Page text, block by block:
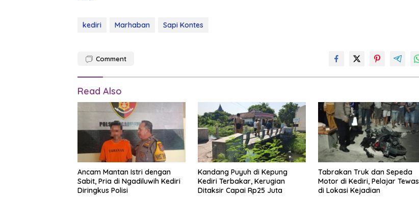
kediri Marhaban Sapi Kontes
Comment
Read Also
Ancam Mantan Istri dengan
Sabit, Pria di Ngadiluwih Kediri
Diringkus Polisi
Kandang Puyuh di Kepung
Kediri Terbakar, Kerugian
Ditaksir Capai Rp25 Juta
Tabrakan Truk dan Sepeda
Motor di Kediri, Pelajar Tewas
di Lokasi Kejadian